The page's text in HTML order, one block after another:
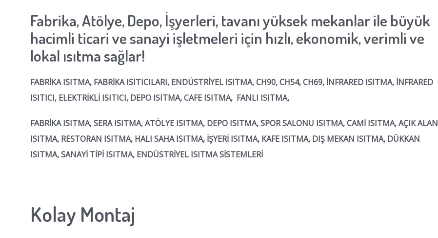
Fabrika, Atölye, Depo, İşyerleri, tavanı yüksek mekanlar ile büyük
hacimli ticari ve sanayi işletmeleri için hızlı, ekonomik, verimli ve
lokal ısıtma sağlar!
FABRİKA ISITMA, FABRİKA ISITICILARI, ENDÜSTRİYEL ISITMA, CH90, CH54, CH69, İNFRARED ISITMA, İNFRARED
ISITICI, ELEKTRİKLİ ISITICI, DEPO ISITMA, CAFE ISITMA, FANLI ISITMA,
FABRİKA ISITMA, SERA ISITMA, ATÖLYE ISITMA, DEPO ISITMA, SPOR SALONU ISITMA, CAMİ ISITMA, AÇIK ALAN
ISITMA, RESTORAN ISITMA, HALI SAHA ISITMA, İŞYERİ ISITMA, KAFE ISITMA, DIŞ MEKAN ISITMA, DÜKKAN
ISITMA, SANAYİ TİPİ ISITMA, ENDÜSTRİYEL ISITMA SİSTEMLERİ
Kolay Montaj